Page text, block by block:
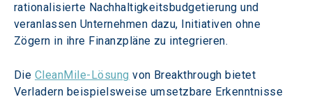
rationalisierte Nachhaltigkeitsbudgetierung und
veranlassen Unternehmen dazu, Initiativen ohne
Zögern in ihre Finanzpläne zu integrieren.
Die CleanMile-Lösung von Breakthrough bietet
Verladern beispielsweise umsetzbare Erkenntnisse